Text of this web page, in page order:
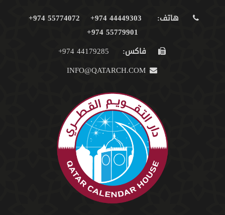
هاتف: 44449303 974+
55774072 974+
55779901 974+
فاكس: